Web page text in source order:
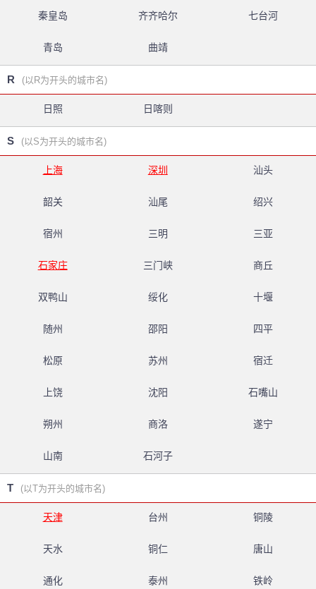
秦皇岛 齐齐哈尔 七台河
青岛 曲靖
R (以R为开头的城市名)
日照 日喀则
S (以S为开头的城市名)
上海 深圳 汕头
韶关 汕尾 绍兴
宿州 三明 三亚
石家庄 三门峡 商丘
双鸭山 绥化 十堰
随州 邵阳 四平
松原 苏州 宿迁
上饶 沈阳 石嘴山
朔州 商洛 遂宁
山南 石河子
T (以T为开头的城市名)
天津 台州 铜陵
天水 铜仁 唐山
通化 泰州 铁岭